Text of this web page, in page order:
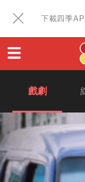
下載四季
戲劇